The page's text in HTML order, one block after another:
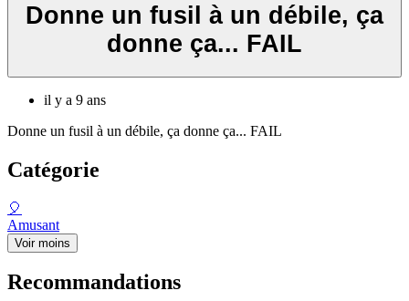
Donne un fusil à un débile, ça
donne ça... FAIL
il y a 9 ans
Donne un fusil à un débile, ça donne ça... FAIL
Catégorie
🎈
Amusant
Voir moins
Recommandations